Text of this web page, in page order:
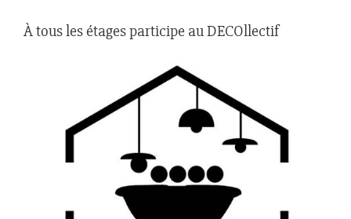
À tous les étages participe au DECOllectif